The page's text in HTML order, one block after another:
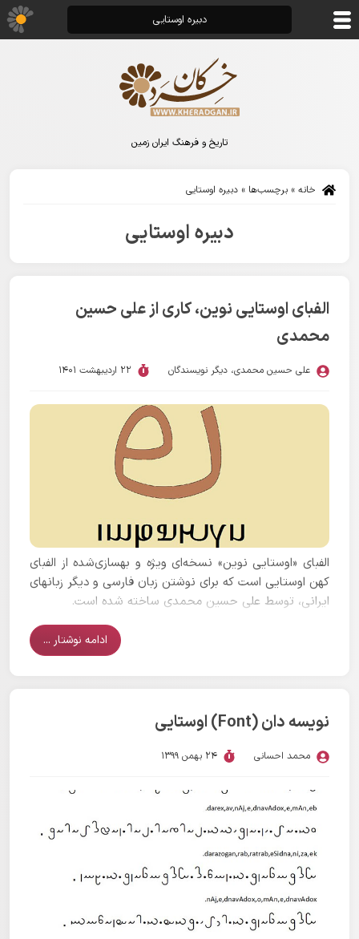
تاریخ و فرهنگ ایران زمین
خانه » برچسب‌ها » دبیره اوستایی
دبیره اوستایی
الفبای اوستایی نوین، کاری از علی حسین
محمدی
علی حسین محمدی، دیگر نویسندگان 22 اردیبهشت 1401
الفبای «اوستایی نوین» نسخه‌ای ویژه و بهسازی‌شده از الفبای
کهن اوستایی است که برای نوشتن زبان فارسی و دیگر زبانهای
ایرانی، توسط علی حسین محمدی ساخته شده است.
ادامه نوشتار ...
نویسه دان (Font) اوستایی
محمد احسانی 24 بهمن 1399
دبیره اوستایی